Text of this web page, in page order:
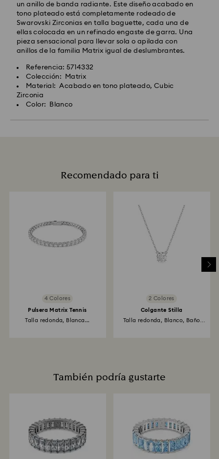
un anillo de banda radiante. Este diseño acabado en
tono plateado está completamente rodeado de
Swarovski Zirconias en talla baguette, cada una de
ellas colocada en un refinado engaste de garra. Una
pieza sensacional para llevar sola o apilada con
anillos de la familia Matrix igual de deslumbrantes.
Referencia: 5714332
Colección: Matrix
Material: Acabado en tono plateado, Cubic
Zirconia
Color: Blanco
Recomendado para ti
4 Colores
Pulsera Matrix Tennis
Talla redonda, Blanca...
2 Colores
Colgante Stilla
Talla redonda, Blanco, Baño
También podría gustarte